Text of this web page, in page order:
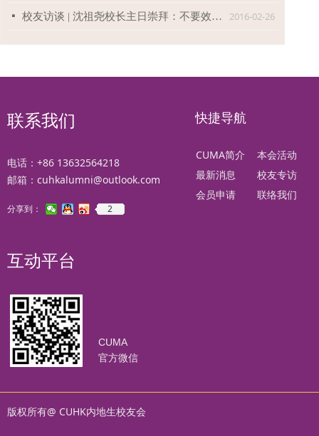
2016-02-26
넷 校友访谈 | 沈祖尧校长主日崇拜：不要效法这个世界
联系我们
分享到： 2
电话：+86 13632564218
邮箱：cuhkalumni@outlook.com
快捷导航
CUMA简介
最新消息
会员申请
本会活动
校友专访
联络我们
互动平台
CUMA
官方微信
版权所有@ CUHK内地生校友会